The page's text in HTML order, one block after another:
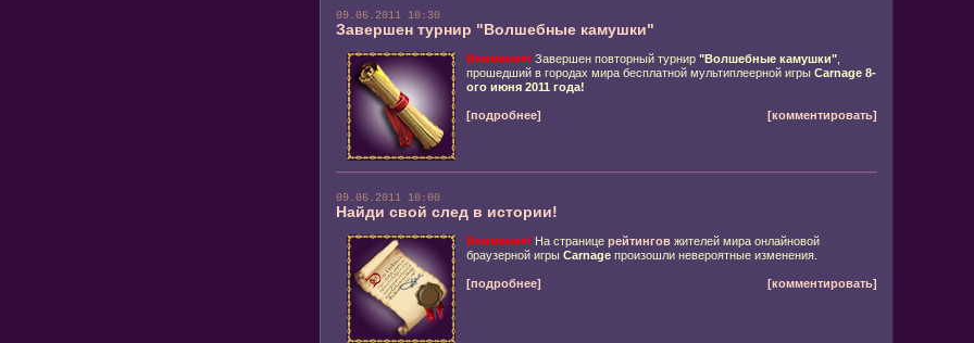
09.06.2011 10:30
Завершен турнир "Волшебные камушки"
Внимание! Завершен повторный турнир "Волшебные камушки",
прошедший в городах мира бесплатной мультиплеерной игры Carnage 8-
ого июня 2011 года!
[подробнее] [комментировать]
09.06.2011 10:00
Найди свой след в истории!
Внимание! На странице рейтингов жителей мира онлайновой
браузерной игры Carnageпроизошли невероятные изменения.
[подробнее] [комментировать]